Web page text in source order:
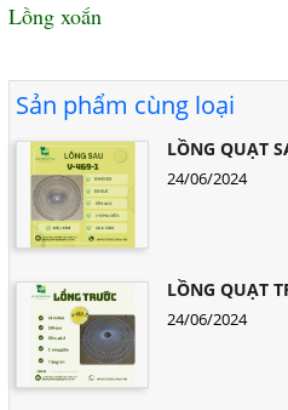
Lồng xoắn
Sản phẩm cùng loại
LỒNG QUẠT
24/06/2024
LỒNG QUẠT
24/06/2024